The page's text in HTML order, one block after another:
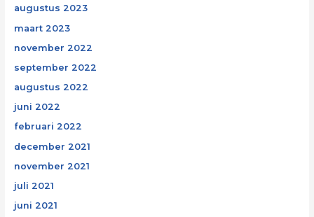
augustus 2023
maart 2023
november 2022
september 2022
augustus 2022
juni 2022
februari 2022
december 2021
november 2021
juli 2021
juni 2021